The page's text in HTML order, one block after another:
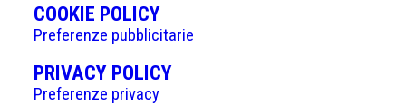
COOKIE POLICY(APRE
IN
UNA
NUOVA
Preferenze pubblicitarie
PRIVACY POLICY(APRE
Preferenze privacy